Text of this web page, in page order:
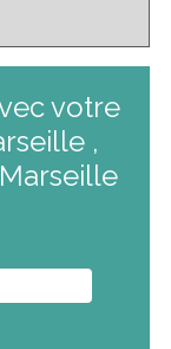
votre
,